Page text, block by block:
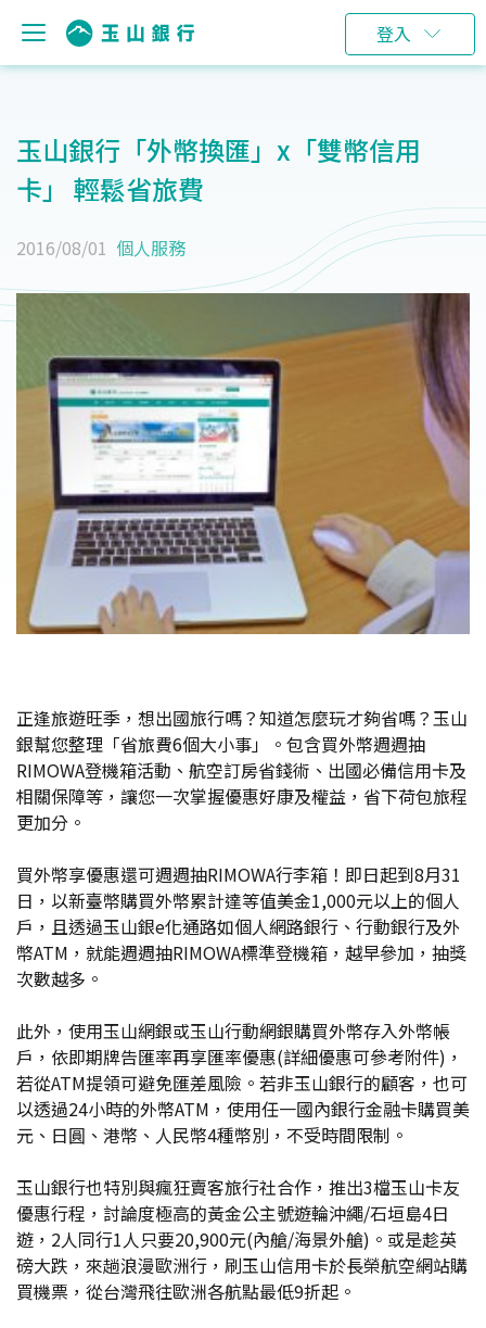
登入
玉山銀行「外幣換匯」x「雙幣信用
卡」 輕鬆省旅費
2016/08/01 個人服務
正逢旅遊旺季，想出國旅行嗎？知道怎麼玩才夠省嗎？玉山
銀幫您整理「省旅費6個大小事」。包含買外幣週週抽
RIMOWA登機箱活動、航空訂房省錢術、出國必備信用卡及
相關保障等，讓您一次掌握優惠好康及權益，省下荷包旅程
更加分。
買外幣享優惠還可週週抽RIMOWA行李箱！即日起到8月31
日，以新臺幣購買外幣累計達等值美金1,000元以上的個人
戶，且透過玉山銀e化通路如個人網路銀行、行動銀行及外
幣ATM，就能週週抽RIMOWA標準登機箱，越早參加，抽獎
次數越多。
此外，使用玉山網銀或玉山行動網銀購買外幣存入外幣帳
戶，依即期牌告匯率再享匯率優惠(詳細優惠可參考附件)，
若從ATM提領可避免匯差風險。若非玉山銀行的顧客，也可
以透過24小時的外幣ATM，使用任一國內銀行金融卡購買美
元、日圓、港幣、人民幣4種幣別，不受時間限制。
玉山銀行也特別與瘋狂賣客旅行社合作，推出3檔玉山卡友
優惠行程，討論度極高的黃金公主號遊輪沖繩/石垣島4日
遊，2人同行1人只要20,900元(內艙/海景外艙)。或是趁英
磅大跌，來趟浪漫歐洲行，刷玉山信用卡於長榮航空網站購
買機票，從台灣飛往歐洲各航點最低9折起。